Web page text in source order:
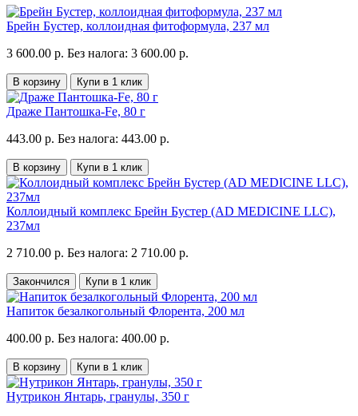
Брейн Бустер, коллоидная фитоформула, 237 мл
3 600.00 р. Без налога: 3 600.00 р.
В корзину Купи в 1 клик
Драже Пантошка-Fe, 80 г
443.00 р. Без налога: 443.00 р.
В корзину Купи в 1 клик
Коллоидный комплекс Брейн Бустер (AD MEDICINE LLC),
237мл
2 710.00 р. Без налога: 2 710.00 р.
Закончился Купи в 1 клик
Напиток безалкогольный Флорента, 200 мл
400.00 р. Без налога: 400.00 р.
В корзину Купи в 1 клик
Нутрикон Янтарь, гранулы, 350 г